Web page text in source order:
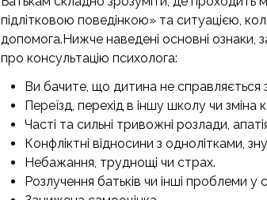
підлітковою поведінкою» та ситуацією,
допомога.Нижче наведені основні ознаки,
про консультацію психолога:
Ви бачите, що дитина не справляється з
Переїзд, перехід в іншу школу чи зміна
Часті та сильні тривожні розлади,
Конфліктні відносини з однолітками,
Небажання, труднощі чи страх.
Розлучення батьків чи інші проблеми у